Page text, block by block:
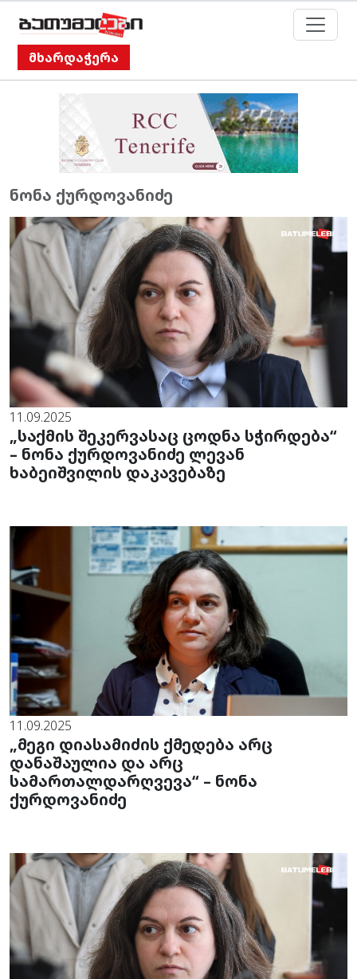
მხარდაჭერა
ნონა ქურდოვანიძე
11.09.2025
„საქმის შეკერვასაც ცოდნა სჭირდება“
– ნონა ქურდოვანიძე ლევან
ხაბეიშვილის დაკავებაზე
11.09.2025
„მეგი დიასამიძის ქმედება არც
დანაშაულია და არც
სამართალდარღვევა“ – ნონა
ქურდოვანიძე